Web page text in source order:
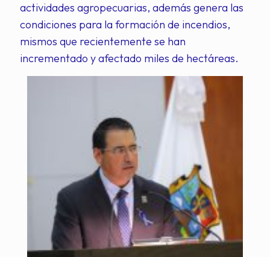
actividades agropecuarias, además genera las
condiciones para la formación de incendios,
mismos que recientemente se han
incrementado y afectado miles de hectáreas.